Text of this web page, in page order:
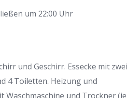
um 22:00 Uhr
und Geschirr. Essecke mit zwei
4 Toiletten. Heizung und
Waschmaschine und Trockner (je